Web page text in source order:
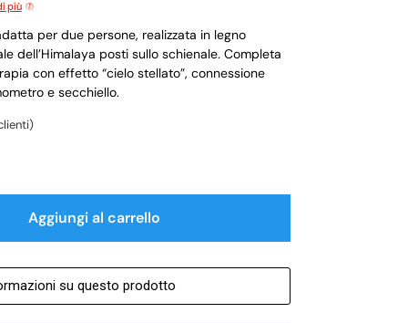
più
per due persone, realizzata in legno
dell’Himalaya posti sullo schienale. Completa
con effetto “cielo stellato”, connessione
e secchiello.
Aggiungi al carrello
su questo prodotto